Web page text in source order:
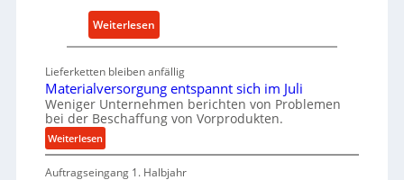
E
r
s
a
t
z
t
a
l
t
i
g
e
W
Weiterlesen:
D
u
t
s
h
e
Lieferketten bleiben anfällig
Materialversorgung entspannt sich im Juli
Weniger Unternehmen berichten von Problemen
bei der Beschaffung von Vorprodukten.
Weiterlesen:
M
a
Auftragseingang 1. Halbjahr